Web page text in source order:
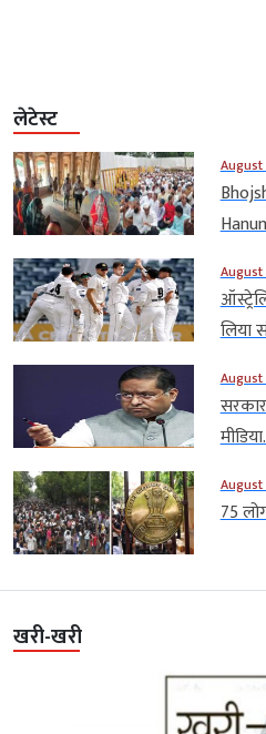
लेटेस्ट
लिया
75
खरी-खरी